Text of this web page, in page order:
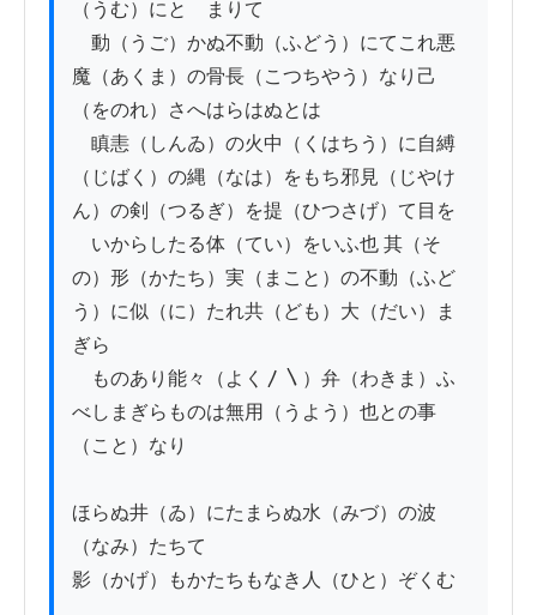
（うむ）にとゞまりて
動（うご）かぬ不動（ふどう）にてこれ悪
魔（あくま）の骨長（こつちやう）なり己
（をのれ）さへはらはぬとは
瞋恚（しんゐ）の火中（くはちう）に自縛
（じばく）の縄（なは）をもち邪見（じやけ
ん）の剣（つるぎ）を提（ひつさげ）て目を
いからしたる体（てい）をいふ也 其（そ
の）形（かたち）実（まこと）の不動（ふど
う）に似（に）たれ共（ども）大（だい）ま
ぎら
ものあり能々（よく〳〵）弁（わきま）ふ
べしまぎらものは無用（うよう）也との事
（こと）なり
ほらぬ井（ゐ）にたまらぬ水（みづ）の波
（なみ）たちて
影（かげ）もかたちもなき人（ひと）ぞくむ